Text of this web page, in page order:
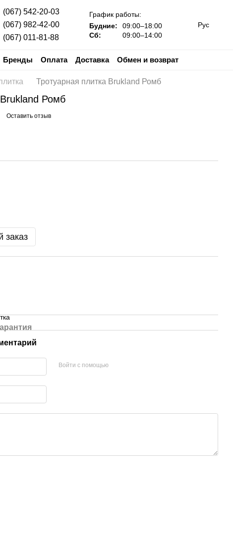
(067) 542-20-03
(067) 982-42-00
(067) 011-81-88
График работы:
Будние:
09:00–18:00
Сб:
09:00–14:00
Рус
Бренды Оплата Доставка
Обмен и возврат
Тротуарная плитка Brukland Ромб
Ромб
Оставить отзыв
заказ
Войти с помощью